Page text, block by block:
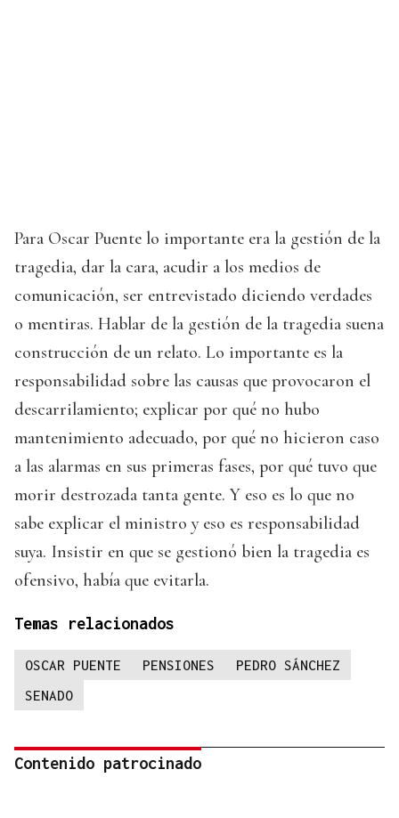
Para Oscar Puente lo importante era la gestión de la
tragedia, dar la cara, acudir a los medios de
comunicación, ser entrevistado diciendo verdades
o mentiras. Hablar de la gestión de la tragedia suena
construcción de un relato. Lo importante es la
responsabilidad sobre las causas que provocaron el
descarrilamiento; explicar por qué no hubo
mantenimiento adecuado, por qué no hicieron caso
a las alarmas en sus primeras fases, por qué tuvo que
morir destrozada tanta gente. Y eso es lo que no
sabe explicar el ministro y eso es responsabilidad
suya. Insistir en que se gestionó bien la tragedia es
ofensivo, había que evitarla.
Temas relacionados
OSCAR PUENTE PENSIONES
PEDRO SÁNCHEZ
SENADO
Contenido patrocinado